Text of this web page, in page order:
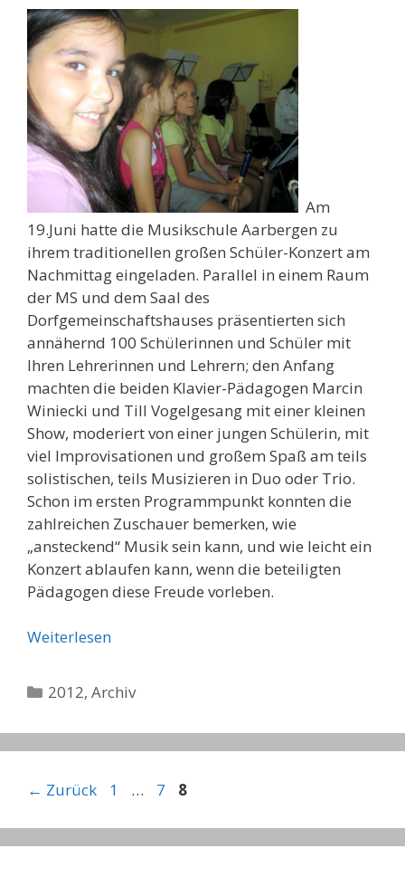
Am
19.Juni hatte die Musikschule Aarbergen zu
ihrem traditionellen großen Schüler-Konzert am
Nachmittag eingeladen. Parallel in einem Raum
der MS und dem Saal des
Dorfgemeinschaftshauses präsentierten sich
annähernd 100 Schülerinnen und Schüler mit
Ihren Lehrerinnen und Lehrern; den Anfang
machten die beiden Klavier-Pädagogen Marcin
Winiecki und Till Vogelgesang mit einer kleinen
Show, moderiert von einer jungen Schülerin, mit
viel Improvisationen und großem Spaß am teils
solistischen, teils Musizieren in Duo oder Trio.
Schon im ersten Programmpunkt konnten die
zahlreichen Zuschauer bemerken, wie
„ansteckend“ Musik sein kann, und wie leicht ein
Konzert ablaufen kann, wenn die beteiligten
Pädagogen diese Freude vorleben.
Weiterlesen
Kategorien
2012,Archiv
← Zurück Seite
1 … Seite
7 Seite
8